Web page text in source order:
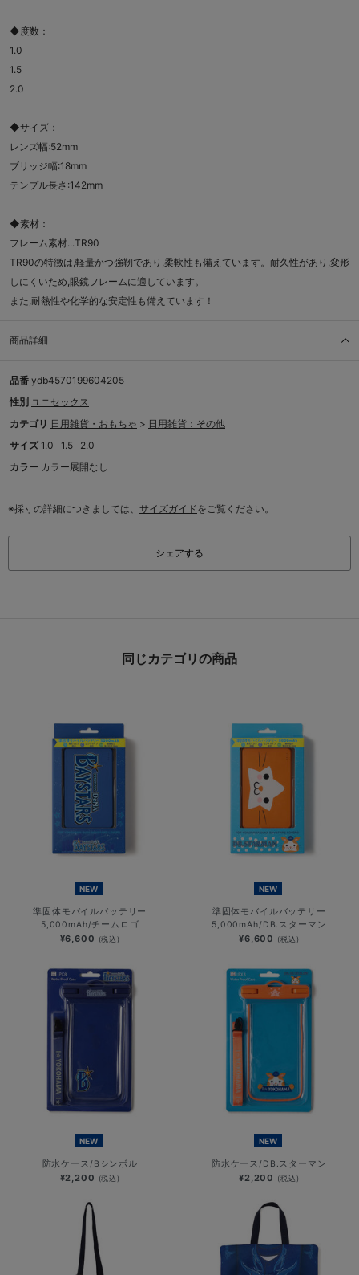
◆度数：
1.0
1.5
2.0
◆サイズ：
レンズ幅:52mm
ブリッジ幅:18mm
テンプル長さ:142mm
◆素材：
フレーム素材...TR90
TR90の特徴は,軽量かつ強靭であり,柔軟性も備えています。耐久性があり,変形
しにくいため,眼鏡フレームに適しています。
また,耐熱性や化学的な安定性も備えています！
商品詳細
品番 ydb4570199604205
性別 ユニセックス
カテゴリ 日用雑貨・おもちゃ > 日用雑貨：その他
サイズ 1.0 1.5
2.0
カラー カラー展開なし
※採寸の詳細につきましては、 サイズガイドをご覧ください。
シェアする
同じカテゴリの商品
NEW
準固体モバイルバッテリー
5,000mAh/チームロゴ
¥6,600 (税込)
NEW
準固体モバイルバッテリー
5,000mAh/DB.スターマン
¥6,600 (税込)
NEW
防水ケース/Bシンボル
¥2,200 (税込)
NEW
防水ケース/DB.スターマン
¥2,200 (税込)